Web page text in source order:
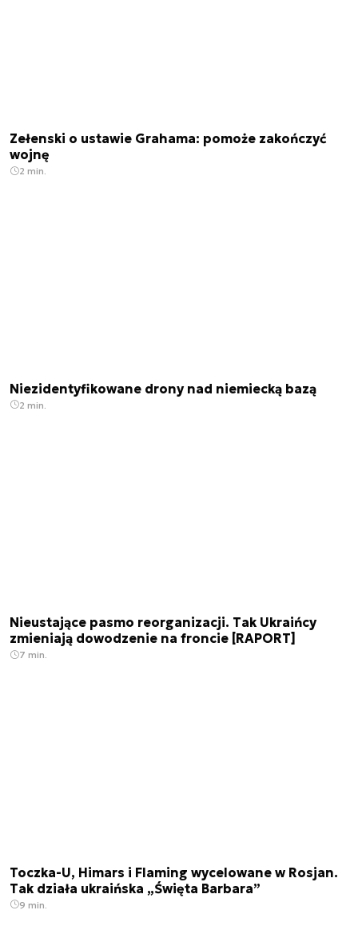
Zełenski o ustawie Grahama: pomoże zakończyć
wojnę
2 min.
Niezidentyfikowane drony nad niemiecką bazą
2 min.
Nieustające pasmo reorganizacji. Tak Ukraińcy
zmieniają dowodzenie na froncie [RAPORT]
7 min.
Toczka-U, Himars i Flaming wycelowane w Rosjan.
Tak działa ukraińska „Święta Barbara”
9 min.